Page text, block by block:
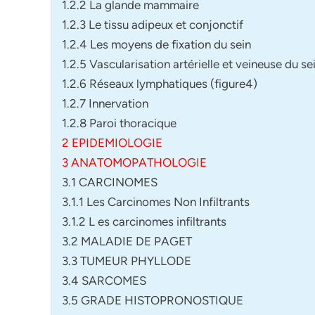
1.2.2 La glande mammaire
1.2.3 Le tissu adipeux et conjonctif
1.2.4 Les moyens de fixation du sein
1.2.5 Vascularisation artérielle et veineuse du
1.2.6 Réseaux lymphatiques (figure4)
1.2.7 Innervation
1.2.8 Paroi thoracique
2 EPIDEMIOLOGIE
3 ANATOMOPATHOLOGIE
3.1 CARCINOMES
3.1.1 Les Carcinomes Non Infiltrants
3.1.2 L es carcinomes infiltrants
3.2 MALADIE DE PAGET
3.3 TUMEUR PHYLLODE
3.4 SARCOMES
3.5 GRADE HISTOPRONOSTIQUE